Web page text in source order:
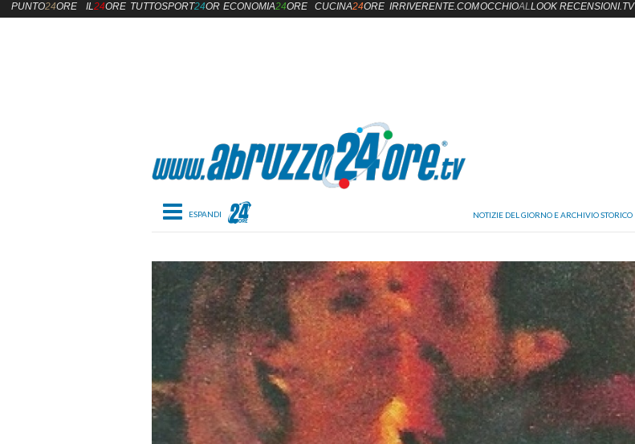
Toggle navigation
PUNTO24ORE IL24ORE TUTTOSPORT24OREECONOMIA24ORE CUCINA24ORE IRRIVERENTE.COMOCCHIOALLOOK RECENSIONI.TV